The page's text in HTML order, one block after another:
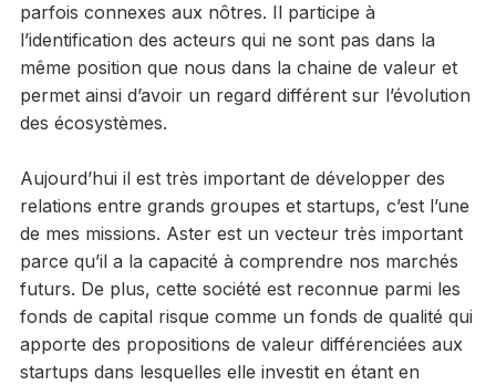
parfois connexes aux nôtres. Il participe à
l’identification des acteurs qui ne sont pas dans la
même position que nous dans la chaine de valeur et
permet ainsi d’avoir un regard différent sur l’évolution
des écosystèmes.
Aujourd’hui il est très important de développer des
relations entre grands groupes et startups, c’est l’une
de mes missions. Aster est un vecteur très important
parce qu’il a la capacité à comprendre nos marchés
futurs. De plus, cette société est reconnue parmi les
fonds de capital risque comme un fonds de qualité qui
apporte des propositions de valeur différenciées aux
startups dans lesquelles elle investit en étant en